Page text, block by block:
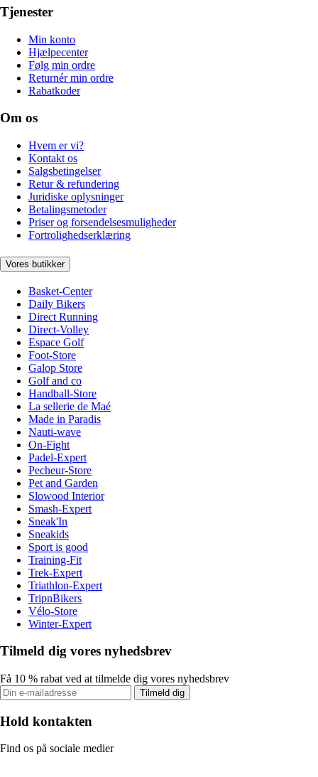
Tjenester
Min konto
Hjælpecenter
Følg min ordre
Returnér min ordre
Rabatkoder
Om os
Hvem er vi?
Kontakt os
Salgsbetingelser
Retur & refundering
Juridiske oplysninger
Betalingsmetoder
Priser og forsendelsesmuligheder
Fortrolighedserklæring
Vores butikker
Basket-Center
Daily Bikers
Direct Running
Direct-Volley
Espace Golf
Foot-Store
Galop Store
Golf and co
Handball-Store
La sellerie de Maé
Made in Paradis
Nauti-wave
On-Fight
Padel-Expert
Pecheur-Store
Pet and Garden
Slowood Interior
Smash-Expert
Sneak'In
Sneakids
Sport is good
Training-Fit
Trek-Expert
Triathlon-Expert
TripnBikers
Vélo-Store
Winter-Expert
Tilmeld dig vores nyhedsbrev
Få 10 % rabat ved at tilmelde dig vores nyhedsbrev
Tilmeld dig
Hold kontakten
Find os på sociale medier